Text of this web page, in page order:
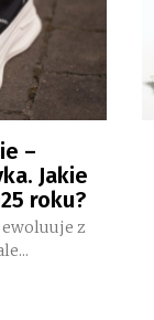
–
Jakie
roku?
z